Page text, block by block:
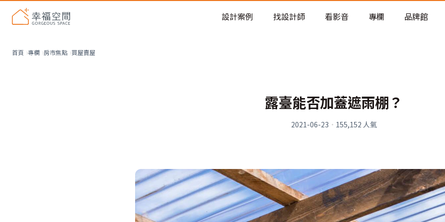
老屋預算分配與高 CP 值煥新術
設計案例 找設計師 看影音 專欄 品牌館
首頁 專欄 房市焦點 買屋賣屋
露臺能否加蓋遮雨棚？
2021-06-23 · 155,152 人氣